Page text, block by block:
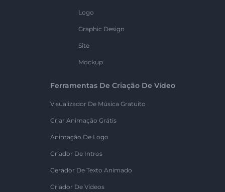
Logo
Graphic Design
Site
Mockup
Ferramentas De Criação De Vídeo
Visualizador De Música Gratuito
Criar Animação Grátis
Animação De Logo
Criador De Intros
Gerador De Texto Animado
Criador De Vídeos